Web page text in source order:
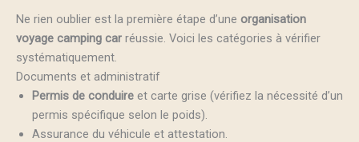
Ne rien oublier est la première étape d’une organisation
voyage camping car réussie. Voici les catégories à vérifier
systématiquement.
Documents et administratif
Permis de conduire et carte grise (vérifiez la nécessité d’un
permis spécifique selon le poids).
Assurance du véhicule et attestation.